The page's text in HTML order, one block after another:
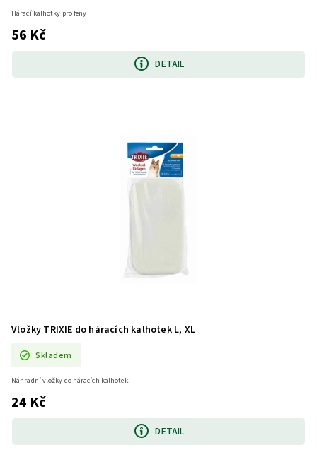
56 Kč
DETAIL
Hárací kalhotky pro feny
Vložky TRIXIE do háracích kalhotek L, XL
Skladem
24 Kč
DETAIL
Náhradní vložky do háracích kalhotek.